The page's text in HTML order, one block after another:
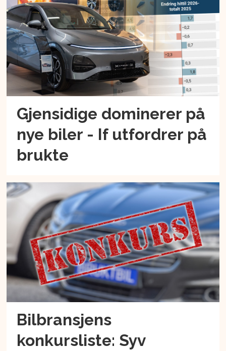
Gjensidige dominerer på
nye biler - If utfordrer på
brukte
Bilbransjens
konkursliste: Syv